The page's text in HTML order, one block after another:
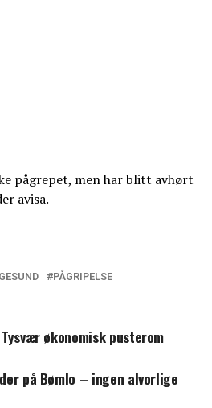
pågrepet, men har blitt avhørt
avisa.
PÅGRIPELSE
økonomisk pusterom
på Bømlo – ingen alvorlige